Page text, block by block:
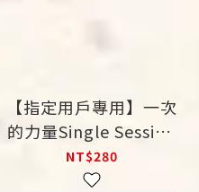
【指定用戶專用】一次
的力量Single Session
Counseling Model：
含攝華人文化觀點的一
NT$280